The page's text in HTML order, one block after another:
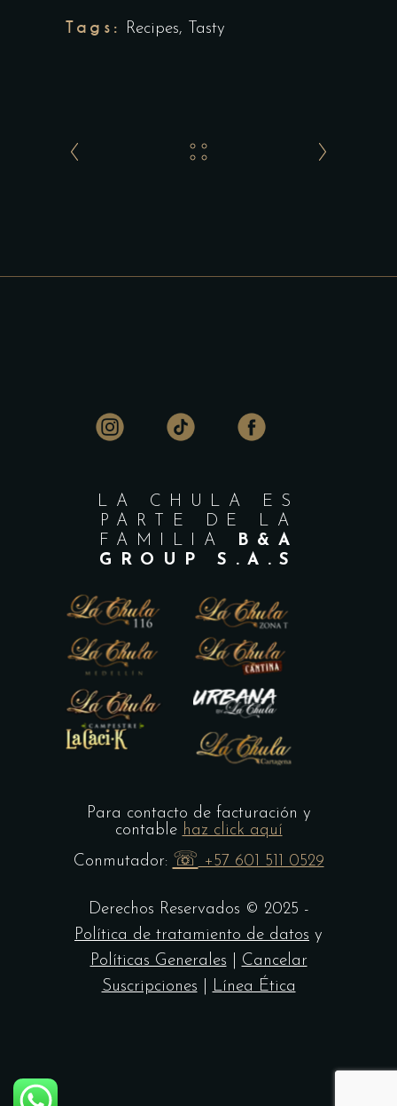
Tags: Recipes, Tasty
LA CHULA ES
PARTE DE LA
FAMILIA
B&A
GROUP S.A.S
Para contacto de facturación y
contable haz click aquí
Conmutador: ☏ +57 601 511 0529
Derechos Reservados © 2025 -
Política de tratamiento de datos y
Políticas Generales
Cancelar
Suscripciones
Línea Ética